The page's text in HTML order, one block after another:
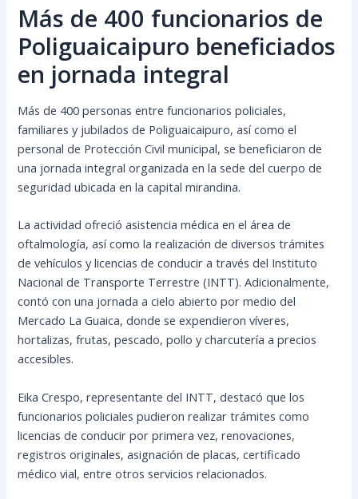
Más de 400 funcionarios de
Poliguaicaipuro beneficiados
en jornada integral
Más de 400 personas entre funcionarios policiales,
familiares y jubilados de Poliguaicaipuro, así como el
personal de Protección Civil municipal, se beneficiaron de
una jornada integral organizada en la sede del cuerpo de
seguridad ubicada en la capital mirandina.
La actividad ofreció asistencia médica en el área de
oftalmología, así como la realización de diversos trámites
de vehículos y licencias de conducir a través del Instituto
Nacional de Transporte Terrestre (INTT). Adicionalmente,
contó con una jornada a cielo abierto por medio del
Mercado La Guaica, donde se expendieron víveres,
hortalizas, frutas, pescado, pollo y charcutería a precios
accesibles.
Eika Crespo, representante del INTT, destacó que los
funcionarios policiales pudieron realizar trámites como
licencias de conducir por primera vez, renovaciones,
registros originales, asignación de placas, certificado
médico vial, entre otros servicios relacionados.